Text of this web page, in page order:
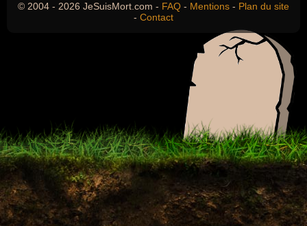
© 2004 - 2026 JeSuisMort.com - FAQ - Mentions - Plan du site
- Contact